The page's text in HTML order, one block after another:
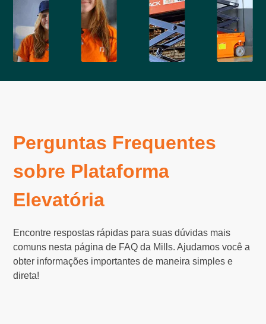
Perguntas Frequentes
sobre Plataforma
Elevatória
Encontre respostas rápidas para suas dúvidas mais
comuns nesta página de FAQ da Mills. Ajudamos você a
obter informações importantes de maneira simples e
direta!